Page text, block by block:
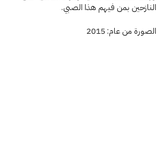
النازحين بمن فيهم هذا الصبي.
الصورة من عام: 2015